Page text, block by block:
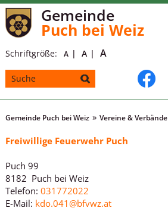
Gemeinde
Puch bei Weiz
Schriftgröße: A A A
Gemeinde Puch bei Weiz Vereine & Verbände
Freiwillige Feuerwehr Puch
Puch 99
8182 Puch bei Weiz
Telefon: 031772022
E-Mail: kdo.041@bfvwz.at